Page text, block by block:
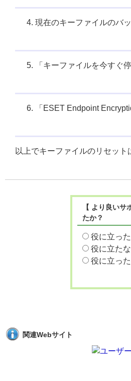
現在のキーファイルのバ
「キーファイルを今すぐ
「ESET Endpoint
以上でキーファイルのリセット
【 より良い
たか？
役に立った
役に立た
役に立っ
関連Webサイト